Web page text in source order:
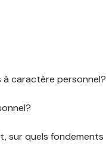
caractère personnel?
sur quels fondements